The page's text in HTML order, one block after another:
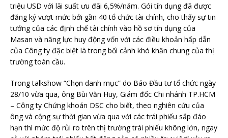
triệu USD với lãi suất ưu đãi 6,5%/năm. Gói tín dụng đã được
đăng ký vượt mức bởi gần 40 tổ chức tài chính, cho thấy sự tin
tưởng của các định chế tài chính vào hồ sơ tín dụng của
Masan và năng lực huy động vốn với các điều khoản hấp dẫn
của Công ty đặc biệt là trong bối cảnh khó khăn chung của thị
trường toàn cầu.
Trong talkshow “Chọn danh mục” do Báo Đầu tư tổ chức ngày
28/10 vừa qua, ông Bùi Văn Huy, Giám đốc Chi nhánh TP.HCM
– Công ty Chứng khoán DSC cho biết, theo nghiên cứu của
ông và cộng sự thời gian vừa qua với các trái phiếu sắp đáo
hạn thì mức độ rủi ro trên thị trường trái phiếu không lớn, ngay